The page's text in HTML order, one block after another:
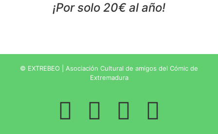
¡Por solo 20€ al año!
© EXTREBEO | Asociación Cultural de amigos del Cómic de
Extremadura